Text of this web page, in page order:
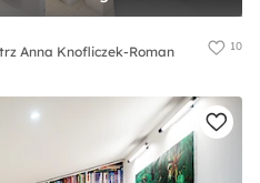
Anna Knofliczek-Roman 10